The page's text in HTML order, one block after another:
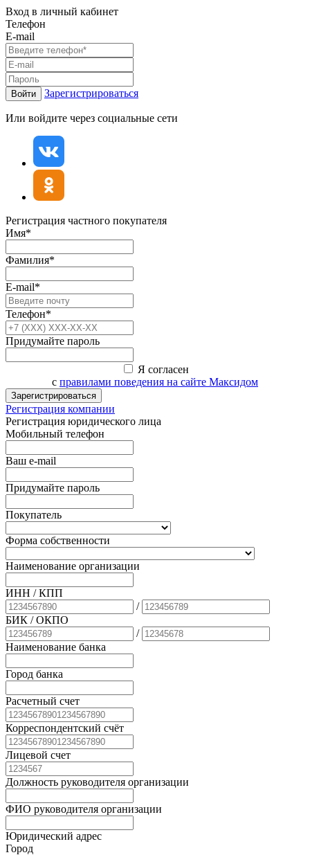
Вход в личный кабинет
Телефон
E-mail
Войти Зарегистрироваться
Или войдите через социальные сети
Регистрация частного покупателя
Имя*
Фамилия*
E-mail*
Телефон*
Придумайте пароль
Я согласен
с правилами поведения на сайте Максидом
Зарегистрироваться
Регистрация компании
Регистрация юридического лица
Мобильный телефон
Ваш e-mail
Придумайте пароль
Покупатель
Форма собственности
Наименование организации
ИНН / КПП
/
БИК / ОКПО
/
Наименование банка
Город банка
Расчетный счет
Корреспондентский счёт
Лицевой счет
Должность руководителя организации
ФИО руководителя организации
Юридический адрес
Город